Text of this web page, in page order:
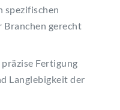
spezifischen
gerecht
Fertigung
Langlebigkeit der